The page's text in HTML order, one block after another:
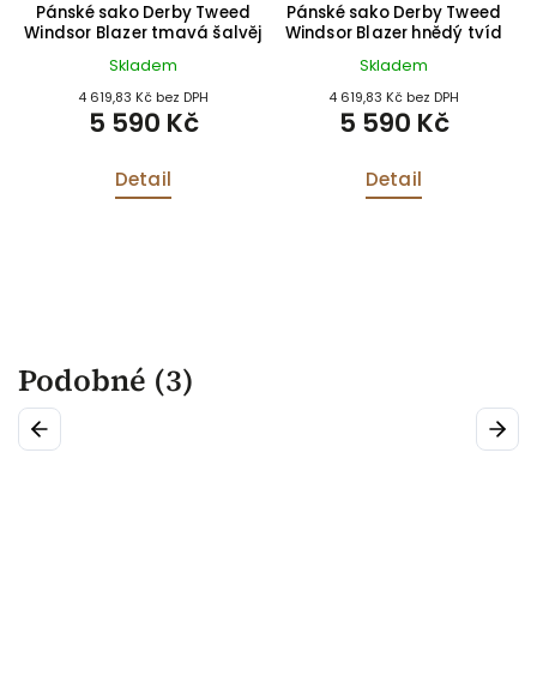
Pánské sako Derby Tweed
Windsor Blazer tmavá šalvěj
Skladem
4 619,83 Kč bez DPH
5 590 Kč
Detail
Pánské sako Derby Tweed
Windsor Blazer hnědý tvíd
Skladem
4 619,83 Kč bez DPH
5 590 Kč
Detail
Podobné (3)
Previous Next